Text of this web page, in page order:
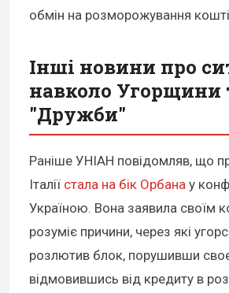
обмін на розморожування
Інші новини про
навколо Угорщини
"Дружби"
Раніше УНІАН повідомляв, що
Італії стала на бік Орбана у
Україною. Вона заявила своїм
розуміє причини, через які
розлютив блок, порушивши
відмовившись від кредиту в